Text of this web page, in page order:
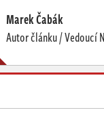
Marek Čabák
Autor článku / Vedoucí